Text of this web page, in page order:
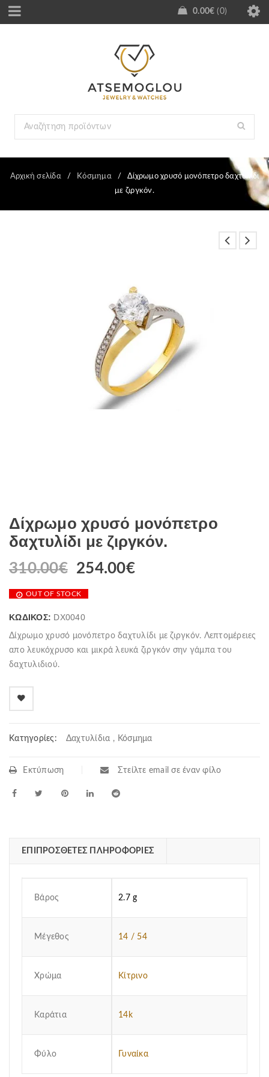
0.00€ 0
Αρχική σελίδα / Κόσμημα /
Δίχρωμο χρυσό μονόπετρο δαχτυλίδι
με ζιργκόν.
Δίχρωμο χρυσό μονόπετρο
δαχτυλίδι με ζιργκόν.
310.00€ 254.00€
OUT OF STOCK
ΚΩΔΙΚΌΣ: DX0040
Δίχρωμο χρυσό μονόπετρο δαχτυλίδι με ζιργκόν. Λεπτομέρειες
απο λευκόχρυσο και μικρά λευκά ζιργκόν σην γάμπα του
δαχτυλιδιού.
Κατηγορίες: Δαχτυλίδια , Κόσμημα
Εκτύπωση Στείλτε email σε έναν φίλο
ΕΠΙΠΡΌΣΘΕΤΕΣ ΠΛΗΡΟΦΟΡΊΕΣ
Βάρος 2.7 g
Μέγεθος 14 / 54
Χρώμα Κίτρινο
Καράτια 14k
Φύλο Γυναίκα